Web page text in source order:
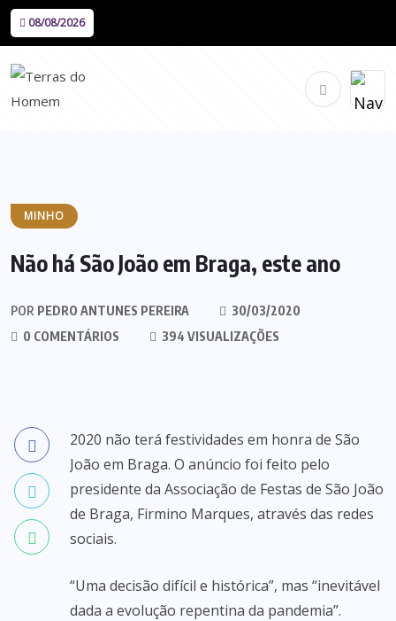
08/08/2026
MINHO
Não há São João em Braga, este ano
POR PEDRO ANTUNES PEREIRA
30/03/2020
0 COMENTÁRIOS
394 VISUALIZAÇÕES
2020 não terá festividades em honra de São
João em Braga. O anúncio foi feito pelo
presidente da Associação de Festas de São João
de Braga, Firmino Marques, através das redes
sociais.
“Uma decisão difícil e histórica”, mas “inevitável
dada a evolução repentina da pandemia”.